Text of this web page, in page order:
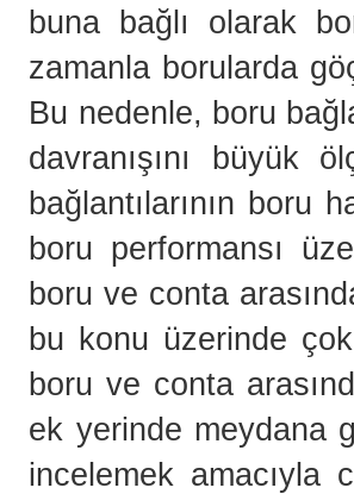
buna bağlı olarak
zamanla borularda
Bu nedenle, boru
davranışını büyük
bağlantılarının boru
boru performansı
boru ve conta
bu konu üzerinde çok
boru ve conta
ek yerinde meydana
incelemek amacıyla